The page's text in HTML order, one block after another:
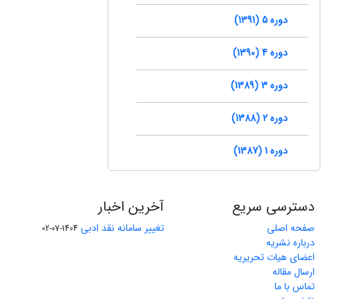
دوره 5 (1391)
دوره 4 (1390)
دوره 3 (1389)
دوره 2 (1388)
دوره 1 (1387)
دسترسی سریع
صفحه اصلی
درباره نشریه
اعضای هیات تحریریه
ارسال مقاله
تماس با ما
آخرین اخبار
تغییر سامانه نقد ادبی 1404-07-02